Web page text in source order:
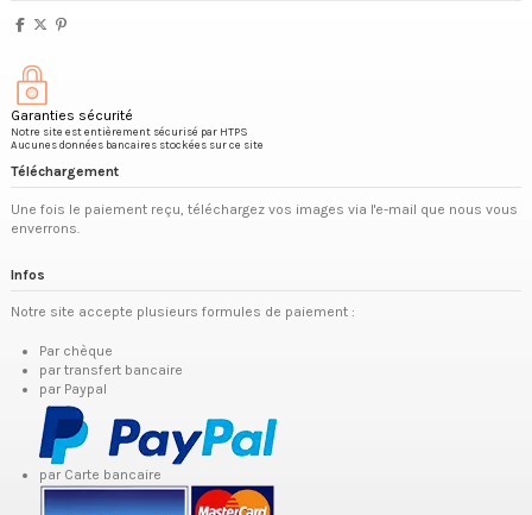
Garanties sécurité
Notre site est entièrement sécurisé par HTPS
Aucunes données bancaires stockées sur ce site
Téléchargement
Une fois le paiement reçu, téléchargez vos images via l'e-mail que nous vous
enverrons.
Infos
Notre site accepte plusieurs formules de paiement :
Par chèque
par transfert bancaire
par Paypal
par Carte bancaire